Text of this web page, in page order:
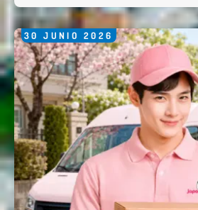
30 JUNIO 2026